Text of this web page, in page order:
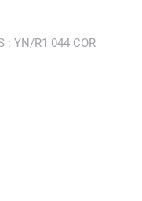
: YN/R1 044 COR